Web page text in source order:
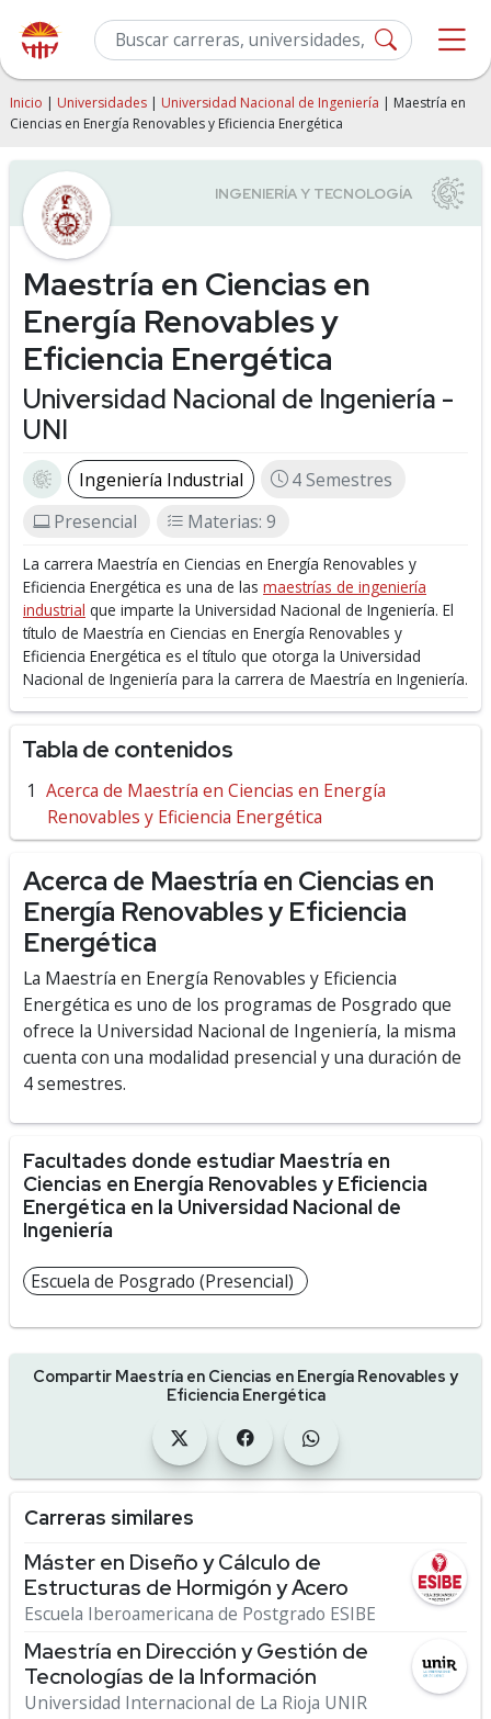
Inicio | Universidades | Universidad Nacional de Ingeniería | Maestría en
Ciencias en Energía Renovables y Eficiencia Energética
Maestría en Ciencias en
Energía Renovables y
Eficiencia Energética
Universidad Nacional de Ingeniería -
UNI
Ingeniería Industrial
4 Semestres
Presencial
Materias: 9
La carrera Maestría en Ciencias en Energía Renovables y
Eficiencia Energética es una de las maestrías de ingeniería
industrial que imparte la Universidad Nacional de Ingeniería. El
título de Maestría en Ciencias en Energía Renovables y
Eficiencia Energética es el título que otorga la Universidad
Nacional de Ingeniería para la carrera de Maestría en Ingeniería.
Tabla de contenidos
Acerca de Maestría en Ciencias en Energía
Renovables y Eficiencia Energética
Acerca de Maestría en Ciencias en
Energía Renovables y Eficiencia
Energética
La Maestría en Energía Renovables y Eficiencia
Energética es uno de los programas de Posgrado que
ofrece la Universidad Nacional de Ingeniería, la misma
cuenta con una modalidad presencial y una duración de
4 semestres.
Facultades donde estudiar Maestría en
Ciencias en Energía Renovables y Eficiencia
Energética en la Universidad Nacional de
Ingeniería
Escuela de Posgrado (Presencial)
Compartir Maestría en Ciencias en Energía Renovables y
Eficiencia Energética
Carreras similares
Máster en Diseño y Cálculo de
Estructuras de Hormigón y Acero
Escuela Iberoamericana de Postgrado ESIBE
Maestría en Dirección y Gestión de
Tecnologías de la Información
Universidad Internacional de La Rioja UNIR